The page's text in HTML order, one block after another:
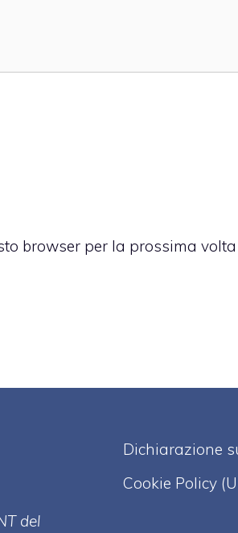
browser per la prossima volta
del
Dichiarazione
Cookie Policy